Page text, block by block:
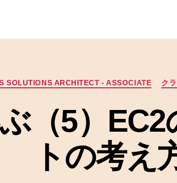
カ
テ
リ
ー
SOLUTIONS ARCHITECT - ASSOCIATE ク
（5）
トの考え